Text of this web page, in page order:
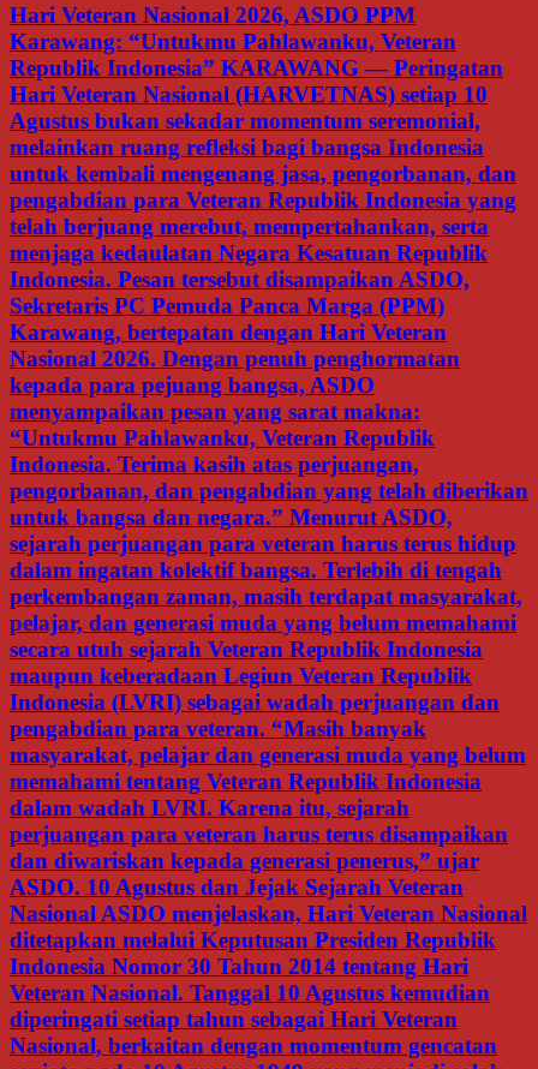
Hari Veteran Nasional 2026, ASDO PPM
Karawang: “Untukmu Pahlawanku, Veteran
Republik Indonesia” KARAWANG — Peringatan
Hari Veteran Nasional (HARVETNAS) setiap 10
Agustus bukan sekadar momentum seremonial,
melainkan ruang refleksi bagi bangsa Indonesia
untuk kembali mengenang jasa, pengorbanan, dan
pengabdian para Veteran Republik Indonesia yang
telah berjuang merebut, mempertahankan, serta
menjaga kedaulatan Negara Kesatuan Republik
Indonesia. Pesan tersebut disampaikan ASDO,
Sekretaris PC Pemuda Panca Marga (PPM)
Karawang, bertepatan dengan Hari Veteran
Nasional 2026. Dengan penuh penghormatan
kepada para pejuang bangsa, ASDO
menyampaikan pesan yang sarat makna:
“Untukmu Pahlawanku, Veteran Republik
Indonesia. Terima kasih atas perjuangan,
pengorbanan, dan pengabdian yang telah diberikan
untuk bangsa dan negara.” Menurut ASDO,
sejarah perjuangan para veteran harus terus hidup
dalam ingatan kolektif bangsa. Terlebih di tengah
perkembangan zaman, masih terdapat masyarakat,
pelajar, dan generasi muda yang belum memahami
secara utuh sejarah Veteran Republik Indonesia
maupun keberadaan Legiun Veteran Republik
Indonesia (LVRI) sebagai wadah perjuangan dan
pengabdian para veteran. “Masih banyak
masyarakat, pelajar dan generasi muda yang belum
memahami tentang Veteran Republik Indonesia
dalam wadah LVRI. Karena itu, sejarah
perjuangan para veteran harus terus disampaikan
dan diwariskan kepada generasi penerus,” ujar
ASDO. 10 Agustus dan Jejak Sejarah Veteran
Nasional ASDO menjelaskan, Hari Veteran Nasional
ditetapkan melalui Keputusan Presiden Republik
Indonesia Nomor 30 Tahun 2014 tentang Hari
Veteran Nasional. Tanggal 10 Agustus kemudian
diperingati setiap tahun sebagai Hari Veteran
Nasional, berkaitan dengan momentum gencatan